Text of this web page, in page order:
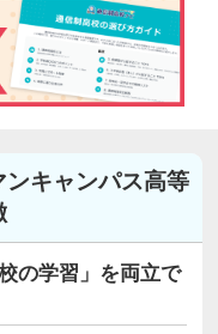
キャンパス高等
の学習」を両立で